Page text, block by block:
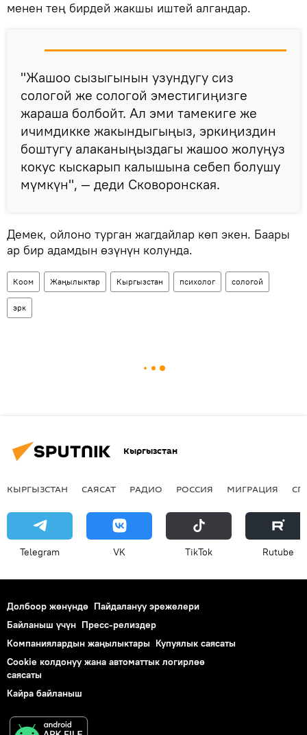
менен тең бирдей жакшы иштей алгандар.
"Жашоо сызыгынын узундугу сиз
сологой же сологой эместигиңизге
жараша болбойт. Ал эми тамекиге же
ичимдикке жакындыгыңыз, эркиңиздин
боштугу алаканыңыздагы жашоо жолуңуз
кокус кыскарып калышына себеп болушу
мүмкүн", — деди Сковоронская.
Демек, ойлоно турган жагдайлар көп экен. Баары
ар бир адамдын өзүнүн колунда.
Коом Жаңылыктар Кыргызстан психолог cологой
эрк
Кыргызстан
КЫРГЫЗСТАН САЯСАТ РАДИО РОССИЯ МИГРАЦИЯ
Telegram VK ТikТоk Rutube
Долбоор жөнүндө Пайдалануу эрежелери
Байланыш үчүн Пресс-релиздер
Компаниялардын жаңылыктары Купуялык саясаты
Cookie колдонуу жана автоматтык логирлөө
саясаты
Кайра байланыш